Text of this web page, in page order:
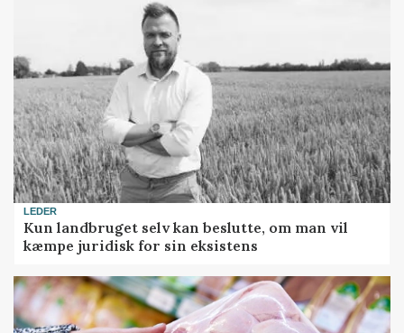
LEDER
Kun landbruget selv kan beslutte, om man vil
kæmpe juridisk for sin eksistens